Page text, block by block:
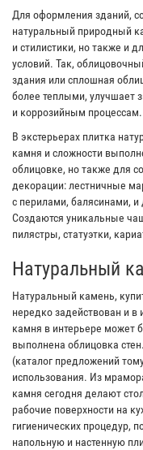
Для оформления зданий,
натуральный природный
и стилистики, но также и
условий. Так,
здания или сплошная
более теплыми, улучшает
и коррозийным процессам.
В экстерьерах плитка
камня и сложности
облицовке, но также для
декорации: лестничные
с перилами, балясинами,
Создаются уникальные
пилястры, статуэтки,
Натуральный
Натуральный камень,
нередко задействован и
камня в интерьере может
выполнена облицовка
(каталог предложений
использования. Из
камня сегодня делают
рабочие поверхности на
гигиенических процедур,
напольную и настенную